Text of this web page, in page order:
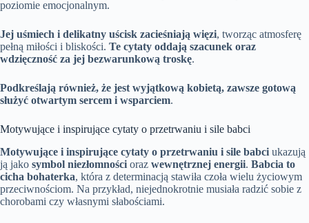
poziomie emocjonalnym.
Jej uśmiech i delikatny uścisk zacieśniają więzi, tworząc atmosferę
pełną miłości i bliskości. Te cytaty oddają szacunek oraz
wdzięczność za jej bezwarunkową troskę.
Podkreślają również, że jest wyjątkową kobietą, zawsze gotową
służyć otwartym sercem i wsparciem.
Motywujące i inspirujące cytaty o przetrwaniu i sile babci
Motywujące i inspirujące cytaty o przetrwaniu i sile babci ukazują
ją jako symbol niezłomności oraz wewnętrznej energii. Babcia to
cicha bohaterka, która z determinacją stawiła czoła wielu życiowym
przeciwnościom. Na przykład, niejednokrotnie musiała radzić sobie z
chorobami czy własnymi słabościami.